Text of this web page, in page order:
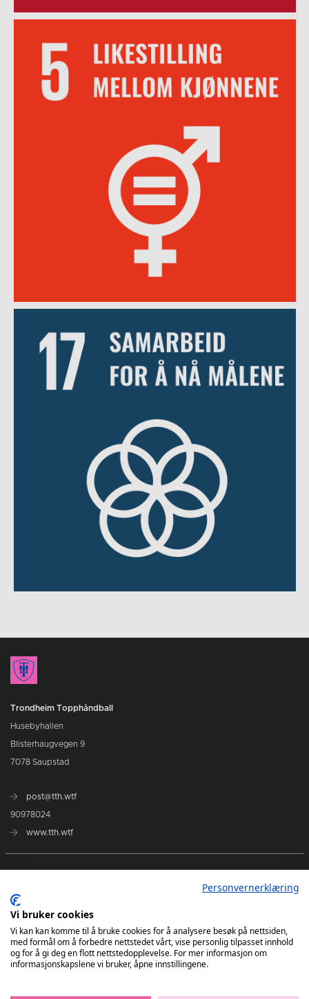
Trondheim Topphåndball
Husebyhallen
Blisterhaugvegen 9
7078 Saupstad
post@tth.wtf
90978024
www.tth.wtf
Marked
Investor
Personvernerklæring
Vi bruker cookies
Vi kan kan komme til å bruke cookies for å analysere besøk på nettsiden,
med formål om å forbedre nettstedet vårt, vise personlig tilpasset innhold
og for å gi deg en flott nettstedopplevelse. For mer informasjon om
informasjonskapslene vi bruker, åpne innstillingene.